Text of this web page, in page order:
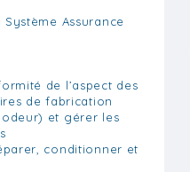
Assurance
de l’aspect des
de fabrication
et gérer les
conditionner et